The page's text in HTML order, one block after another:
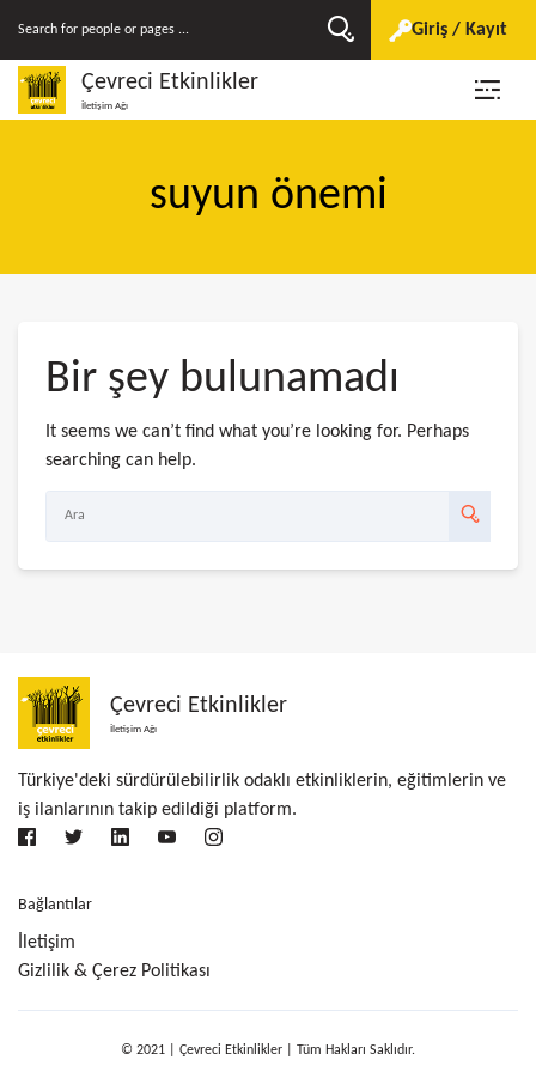
Giriş / Kayıt
Çevreci Etkinlikler
İletişim Ağı
suyun önemi
Bir şey bulunamadı
It seems we can’t find what you’re looking for. Perhaps
searching can help.
Çevreci Etkinlikler
İletişim Ağı
Türkiye'deki sürdürülebilirlik odaklı etkinliklerin, eğitimlerin ve
iş ilanlarının takip edildiği platform.
Bağlantılar
İletişim
Gizlilik & Çerez Politikası
© 2021 | Çevreci Etkinlikler | Tüm Hakları Saklıdır.